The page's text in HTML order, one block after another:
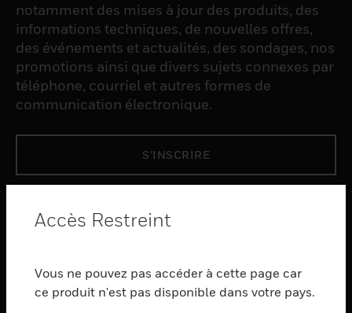
notamment des mises à jour des produits, des
informations techniques, de nouvelles offres,
des événements et actualités, des sondages, nos
promotions ainsi que divers sujets connexes par
téléphone, courriel et autres formes de
communication électronique.
S'INSCRIRE
toggle view
SERVICES
Accès Restreint
Vous ne pouvez pas accéder à cette page car
ce produit n'est pas disponible dans votre pays.